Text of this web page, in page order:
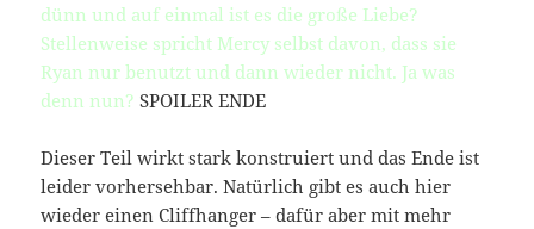
dünn und auf einmal ist es die große Liebe?
Stellenweise spricht Mercy selbst davon, dass sie
Ryan nur benutzt und dann wieder nicht. Ja was
denn nun? SPOILER ENDE
Dieser Teil wirkt stark konstruiert und das Ende ist
leider vorhersehbar. Natürlich gibt es auch hier
wieder einen Cliffhanger – dafür aber mit mehr